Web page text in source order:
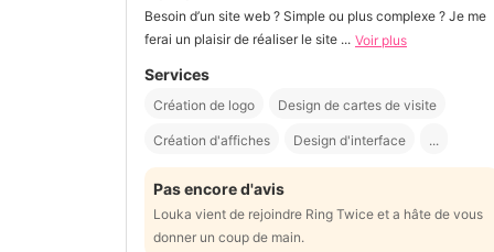
Besoin d’un site web ? Simple ou plus complexe ? Je me
ferai un plaisir de réaliser le site ... Voir plus
Services
Création de logo Design de cartes de visite
Création d'affiches Design d'interface ...
Pas encore d'avis
Louka vient de rejoindre Ring Twice et a hâte de vous
donner un coup de main.